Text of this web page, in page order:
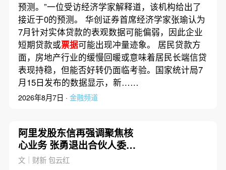
预测。”一位受访经济学家解释道，该机构给出了
接近于0的预测。 华创证券首席经济学家张瑜认为
7月针对实体贷款的表观数据可能偏弱，因此企业
短期贷款或票据可能出现冲量迹象。 居民贷款方
面，房地产行业的缓慢回暖或意味着居民长端信贷
表现持稳，但能否好转仍面临考验。国家统计局7
月15日发布的数据显示，新……
2026年8月7日 · 金融频道
阿里发股东信再强调聚焦核
心业务 张勇退出合伙人委员
会
文｜财新 包云红